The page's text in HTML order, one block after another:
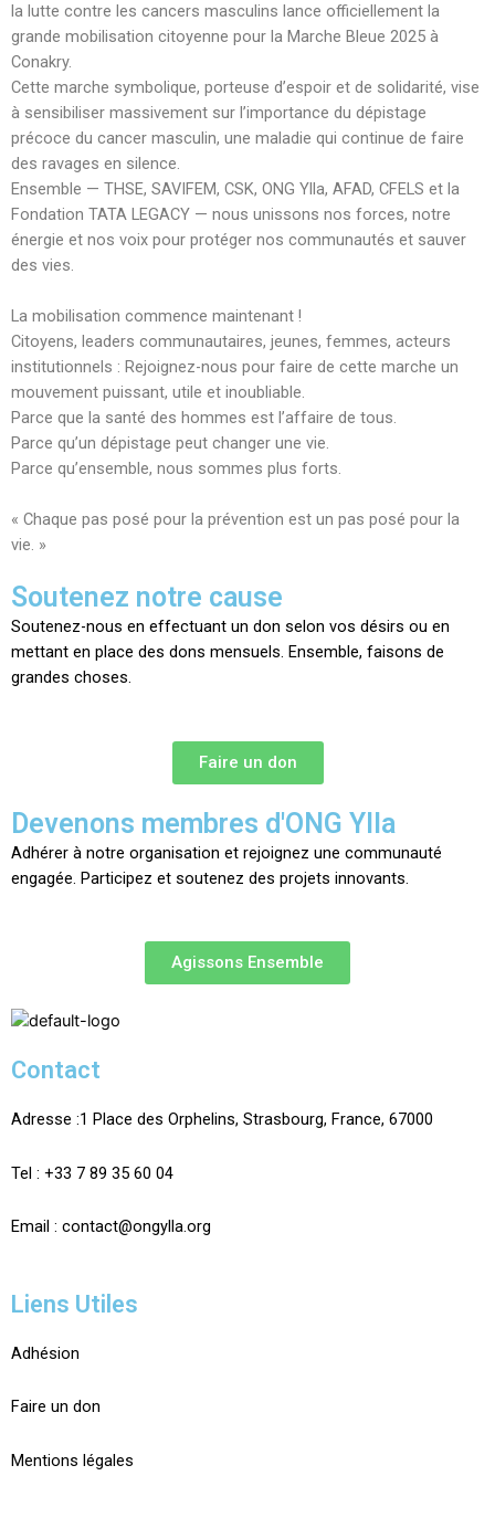
la lutte contre les cancers masculins lance officiellement la
grande mobilisation citoyenne pour la Marche Bleue 2025 à
Conakry.
Cette marche symbolique, porteuse d’espoir et de solidarité, vise
à sensibiliser massivement sur l’importance du dépistage
précoce du cancer masculin, une maladie qui continue de faire
des ravages en silence.
Ensemble — THSE, SAVIFEM, CSK, ONG Ylla, AFAD, CFELS et la
Fondation TATA LEGACY — nous unissons nos forces, notre
énergie et nos voix pour protéger nos communautés et sauver
des vies.
La mobilisation commence maintenant !
Citoyens, leaders communautaires, jeunes, femmes, acteurs
institutionnels : Rejoignez-nous pour faire de cette marche un
mouvement puissant, utile et inoubliable.
Parce que la santé des hommes est l’affaire de tous.
Parce qu’un dépistage peut changer une vie.
Parce qu’ensemble, nous sommes plus forts.
« Chaque pas posé pour la prévention est un pas posé pour la
vie. »
Soutenez notre cause
Soutenez-nous en effectuant un don selon vos désirs ou en
mettant en place des dons mensuels. Ensemble, faisons de
grandes choses.
Faire un don
Devenons membres d'ONG Ylla
Adhérer à notre organisation et rejoignez une communauté
engagée. Participez et soutenez des projets innovants.
Agissons Ensemble
Contact
Adresse :1 Place des Orphelins, Strasbourg, France, 67000
Tel : +33 7 89 35 60 04
Email : contact@ongylla.org
Liens Utiles
Adhésion
Faire un don
Mentions légales